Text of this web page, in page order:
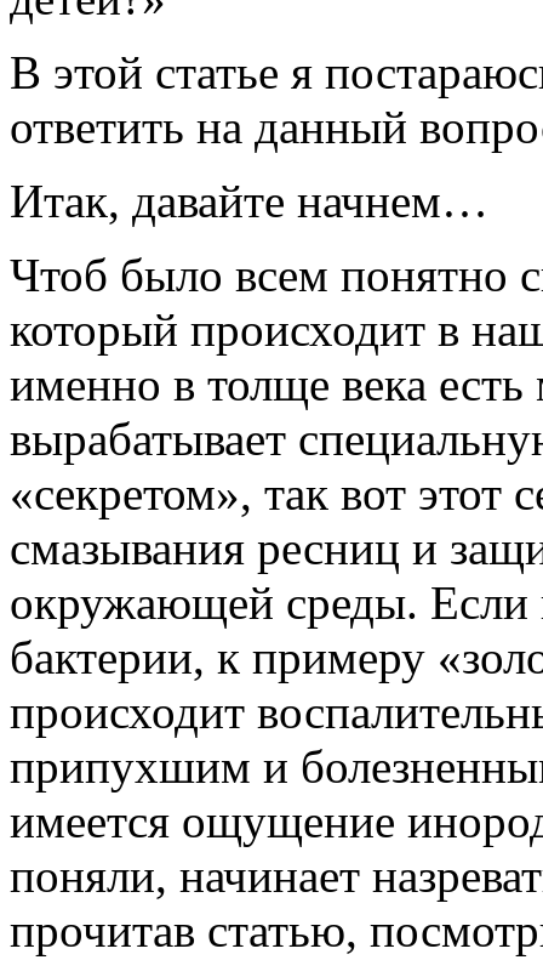
В этой статье я
ответить на данный
Итак, давайте начнем…
Чтоб было всем понятно
который происходит в
именно в толще века есть
вырабатывает
«секретом», так вот этот
смазывания ресниц и
окружающей среды. Если
бактерии, к примеру
происходит
припухшим и
имеется ощущение
поняли, начинает
прочитав статью,